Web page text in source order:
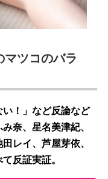
ツコのバラ
！」など反論など
奈、星名美津紀、
レイ、芦屋芽依、
反証実証。